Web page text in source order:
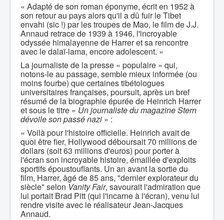
« Adapté de son roman éponyme, écrit en 1952 à
son retour au pays alors qu'il a dû fuir le Tibet
envahi (sic !) par les troupes de Mao, le film de J.J.
Annaud retrace de 1939 à 1946, l'incroyable
odyssée himalayenne de Harrer et sa rencontre
avec le dalaï-lama, encore adolescent. »
La journaliste de la presse « populaire » qui,
notons-le au passage, semble mieux informée (ou
moins fourbe) que certaines tibétologues
universitaires françaises, poursuit, après un bref
résumé de la biographie épurée de Heinrich Harrer
et sous le titre « Un journaliste du magazine Stern
dévoile son passé nazi » :
« Voilà pour l'histoire officielle. Heinrich avait de
quoi être fier, Hollywood déboursait 70 millions de
dollars (soit 63 millions d'euros) pour porter à
l'écran son incroyable histoire, émaillée d'exploits
sportifs époustouflants. Un an avant la sortie du
film, Harrer, âgé de 85 ans, "dernier explorateur du
siècle" selon Vanity Fair, savourait l'admiration que
lui portait Brad Pitt (qui l'incarne à l'écran), venu lui
rendre visite avec le réalisateur Jean-Jacques
Annaud.